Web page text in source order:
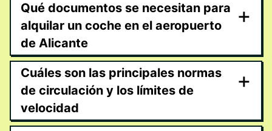
Qué documentos se necesitan para
alquilar un coche en el aeropuerto
de Alicante
+
Cuáles son las principales normas
de circulación y los límites de
velocidad
+